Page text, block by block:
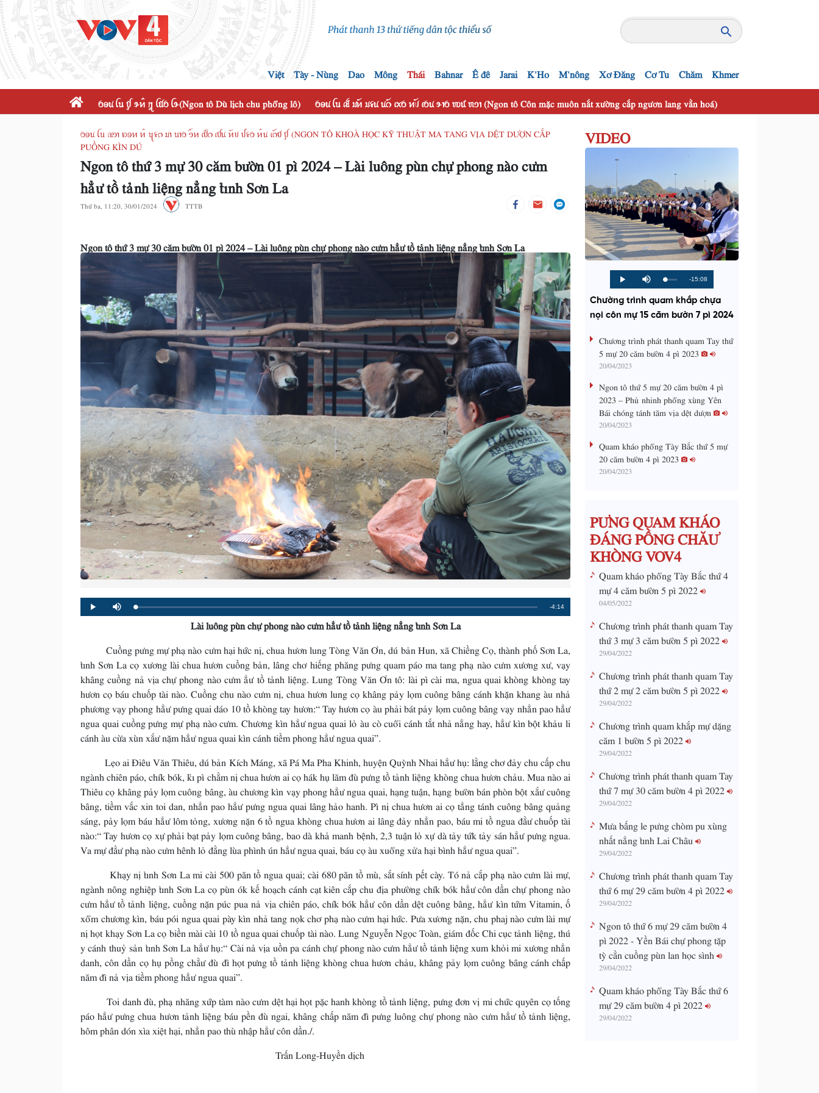
Việt Tày - Nùng Dao Mông Thái Bahnar Ê đê Jarai K'Ho M'nông Xơ Đăng Cơ Tu Chăm Khmer
ꪉꪮꪙ ꪶꪕ ꪤꪴ ꪩꪀꪲ ꪋꪴ ꪶꪠꪉ ꪶꪩ(Ngon tô Dù lịch chu phổng lô) ꪉꪮꪙ ꪶꪕ ꫛ ꪣꪀꪰ ꪣꪺꪙ ꪙꪒꪰ ꪹꪎꪉ ꪀꪚꪰ ꪹꪉꪙ ꪩꪱꪉ ꪪꪽ ꪬꪫꪱ (Ngon tô Côn mặc muôn nắt xường cắp ngươn lang vằn hoá)
ꪉꪮꪙ ꪶꪕ ꪄꪫꪱ ꪭꪮꪀ ꪀꪲ ꪗꪺꪒ ꪣꪱ ꪕꪱꪉ ꪫꪸꪀ ꫃ꪥꪒ ꪹꪤꪙ ꪀꪰꪚ ꪜꪺꪉ ꪀꪲꪙ ꫄ꪒꪥ ꪤꪴ (NGON TÔ KHOÀ HỌC KỸ THUẬT MA TANG VỊA DỆT DƯỢN CẮP
PUỒNG KÌN DÚ
Ngon tô thứ 3 mự 30 căm bườn 01 pì 2024 – Lài luông pùn chự phong nào cưm
hẳư tồ tảnh liệng nẳng tỉnh Sơn La
Thứ ba, 11:20, 30/01/2024 TTTB
Ngon tô thứ 3 mự 30 căm bườn 01 pì 2024 – Lài luông pùn chự phong nào cưm hẳư tồ tảnh liệng nẳng tỉnh Sơn La
Play Mute Loaded:
0%
Progress:
0%
Remaining
-4:14
Lài luông pùn chự phong nào cưm hẳư tồ tảnh liệng nẳng tỉnh Sơn La
Cuồng pưng mự phạ nào cưm hại hức nị, chua hươn lung Tòng Văn Ơn, dú bản Hun, xã Chiềng Cọ, thành phố Sơn La,
tỉnh Sơn La cọ xương lài chua hươn cuồng bản, lâng chơ hiếng phăng pưng quam páo ma tang phạ nào cưm xương xư, vạy
khâng cuồng nả vịa chự phong nào cưm ẳư tồ tảnh liệng. Lung Tòng Văn Ơn tô: lài pì cài ma, ngua quai khòng khòng tay
hươn cọ báu chuốp tài nào. Cuồng chu nào cưm nị, chua hươn lung cọ khâng pảy lọm cuông bâng cánh khặn khang àu nhả
phương vạy phong hẳư pưng quai dáo 10 tồ khòng tay hươn:“ Tay hươn cọ àu phải bát pảy lọm cuông bâng vạy nhẳn pao hẳư
ngua quai cuồng pưng mự phạ nào cưm. Chương kìn hẳư ngua quai lỏ àu cò cuổi cánh tắt nhả nẳng hay, hẳư kìn bột khảu li
cánh àu cừa xùn xắư nặm hẳư ngua quai kìn cánh tiềm phong hẳư ngua quai”.
Lẹo ai Điêu Văn Thiêu, dú bản Kích Máng, xã Pá Ma Pha Khinh, huyện Quỳnh Nhai hẳư hụ: lằng chơ đảy chu cấp chu
ngành chiên páo, chík bók, kỉ pì chằm nị chua hươn ai cọ hák hụ lăm đù pưng tồ tảnh liệng khòng chua hươn chảu. Mua nào ai
Thiêu cọ khâng pảy lọm cuông bâng, àu chương kìn vạy phong hẳư ngua quai, hạng tuận, hạng bườn bán phòn bột xắư cuông
bâng, tiềm vắc xin toi dan, nhẳn pao hẳư pưng ngua quai lâng hảo hanh. Pì nị chua hươn ai cọ tẳng tánh cuông bâng quảng
sáng, pảy lọm báu hẳư lôm tỏng, xương nặn 6 tồ ngua khòng chua hươn ai lâng đảy nhẳn pao, báu mi tồ ngua đằư chuốp tài
nào:“ Tay hươn cọ xự phải bạt pảy lọm cuông bâng, bao dà khả manh bệnh, 2,3 tuận lỏ xự dà tảy tứk tảy sán hẳư pưng ngua.
Va mự đằư phạ nào cưm hênh lỏ đằng lùa phình ún hẳư ngua quai, báu cọ àu xuổng xửa hại bình hẳư ngua quai”.
Khạy nị tỉnh Sơn La mi cài 500 păn tồ ngua quai; cài 680 păn tồ mù, sắt sính pết cày. Tó nả cắp phạ nào cưm lài mự,
ngành nông nghiệp tỉnh Sơn La cọ pùn ók kế hoạch cánh cạt kiên cắp chu địa phường chík bók hẳư côn dần chự phong nào
cưm hẳư tồ tảnh liệng, cuồng nặn púc pua nả vịa chiên páo, chík bók hẳư côn dần dệt cuông bâng, hẳư kìn tứm Vitamin, ố
xổm chương kìn, báu pói ngua quai pày kìn nhả tang nọk chơ phạ nào cưm hại hức. Pưa xương nặn, chu phaj nào cưm lài mự
nị họt khạy Sơn La cọ biền mài cài 10 tồ ngua quai chuốp tài nào. Lung Nguyễn Ngọc Toàn, giám đốc Chi cục tảnh liệng, thú
y cánh thuỷ sản tỉnh Sơn La hẳư hụ:“ Cài nả vịa uồn pa cánh chự phong nào cưm hẳư tồ tảnh liệng xum khỏi mi xương nhẳn
danh, côn dần cọ hụ pồng chằư đù đì họt pưng tồ tảnh liệng khòng chua hươn chảu, khâng pảy lọm cuông bâng cánh chấp
năm đì nả vịa tiềm phong hẳư ngua quai”.
Toi danh đù, phạ nhăng xứp tàm nào cưm dệt hại họt pặc hanh khòng tồ tảnh liệng, pưng đơn vị mi chức quyên cọ tống
páo hẳư pưng chua hươn tảnh liệng báu pền đù ngai, khâng chấp năm đì pưng luông chự phong nào cưm hẳư tồ tảnh liệng,
hôm phân dón xìa xiệt hại, nhẳn pao thù nhập hẳư côn dần./.
Trấn Long-Huyền dịch
VIDEO
P
l
y
M
u
e
L
o
d
d
:
P
r
g
e
s
%
R
e
m
i
T
i
-15:08
Chường trình quam khắp chựa
nọi côn mự 15 căm bườn 7 pì 2024
Chương trình phát thanh quam Tay thứ
5 mự 20 căm bườn 4 pì 2023
20/04/2023
Ngon tô thứ 5 mự 20 căm bườn 4 pì
2023 – Phủ nhinh phổng xùng Yên
Bái chóng tánh tăm vịa dệt dượn
20/04/2023
Quam kháo phổng Tày Bắc thứ 5 mự
20 căm bườn 4 pì 2023
20/04/2023
PƯNG QUAM KHÁO
ĐÁNG PỒNG CHĂƯ
KHÒNG VOV4
Quam kháo phổng Tày Bắc thứ 4
mự 4 căm bườn 5 pì 2022
04/05/2022
Chương trình phát thanh quam Tay
thứ 3 mự 3 căm bườn 5 pì 2022
29/04/2022
Chương trình phát thanh quam Tay
thứ 2 mự 2 căm bườn 5 pì 2022
29/04/2022
Chương trình quam khắp mự dặng
căm 1 bườn 5 pì 2022
29/04/2022
Chương trình phát thanh quam Tay
thứ 7 mự 30 căm bườn 4 pì 2022
29/04/2022
Mưa bấng le pưng chòm pu xùng
nhất nẳng tỉnh Lai Châu
29/04/2022
Chương trình phát thanh quam Tay
thứ 6 mự 29 căm bườn 4 pì 2022
29/04/2022
Ngon tô thứ 6 mự 29 căm bườn 4
pì 2022 - Yền Bái chự phong tặp
tỳ cằn cuồng pùn lan học sình
29/04/2022
Quam kháo phổng Tày Bắc thứ 6
mự 29 căm bườn 4 pì 2022
29/04/2022